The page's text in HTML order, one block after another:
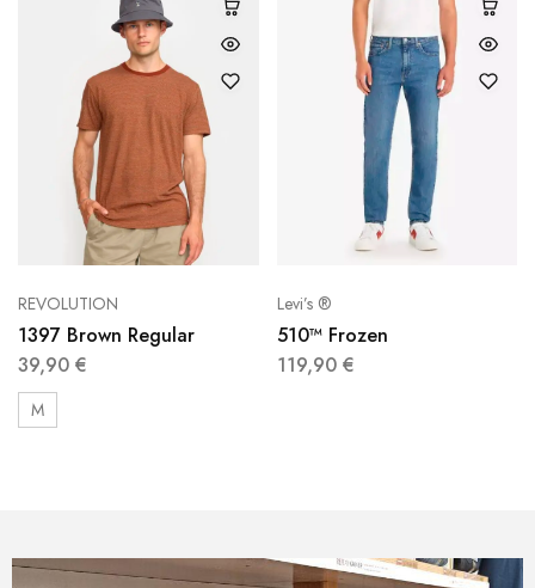
REVOLUTION
1397 Brown Regular
39,90 €
M
Levi’s ®
510™ Frozen
119,90 €